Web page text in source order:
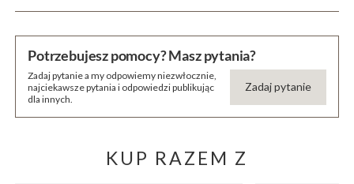
Potrzebujesz pomocy? Masz pytania?
Zadaj pytanie a my odpowiemy niezwłocznie,
najciekawsze pytania i odpowiedzi publikując
dla innych.
Zadaj pytanie
KUP RAZEM Z